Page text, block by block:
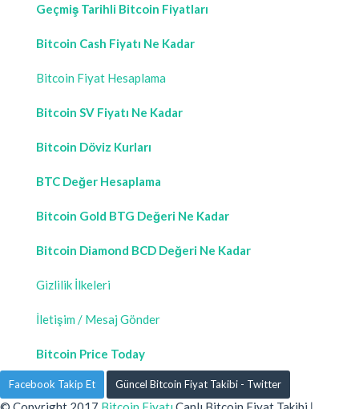
Geçmiş Tarihli Bitcoin Fiyatları
Bitcoin Cash Fiyatı Ne Kadar
Bitcoin Fiyat Hesaplama
Bitcoin SV Fiyatı Ne Kadar
Bitcoin Döviz Kurları
BTC Değer Hesaplama
Bitcoin Gold BTG Değeri Ne Kadar
Bitcoin Diamond BCD Değeri Ne Kadar
Gizlilik İlkeleri
İletişim / Mesaj Gönder
Bitcoin Price Today
Facebook Takip Et Güncel Bitcoin Fiyat Takibi - Twitter